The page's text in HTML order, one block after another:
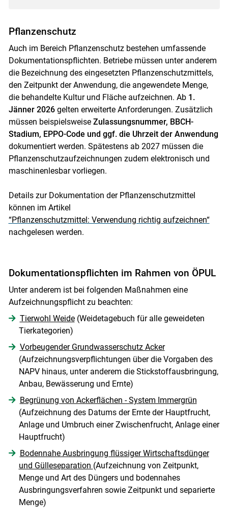
Pflanzenschutz
Auch im Bereich Pflanzenschutz bestehen umfassende
Dokumentationspflichten. Betriebe müssen unter anderem
die Bezeichnung des eingesetzten Pflanzenschutzmittels,
den Zeitpunkt der Anwendung, die angewendete Menge,
die behandelte Kultur und Fläche aufzeichnen. Ab 1.
Jänner 2026gelten erweiterte Anforderungen. Zusätzlich
müssen beispielsweise Zulassungsnummer, BBCH-
Stadium, EPPO-Code und ggf. die Uhrzeit der Anwendung
dokumentiert werden. Spätestens ab 2027 müssen die
Pflanzenschutzaufzeichnungen zudem elektronisch und
maschinenlesbar vorliegen.
Details zur Dokumentation der Pflanzenschutzmittel
können im Artikel
“Pflanzenschutzmittel: Verwendung richtig aufzeichnen“
nachgelesen werden.
Dokumentationspflichten im Rahmen von ÖPUL
Unter anderem ist bei folgenden Maßnahmen eine
Aufzeichnungspflicht zu beachten:
Tierwohl Weide(Weidetagebuch für alle geweideten
Tierkategorien)
Vorbeugender Grundwasserschutz Acker
(Aufzeichnungsverpflichtungen über die Vorgaben des
NAPV hinaus, unter anderem die Stickstoffausbringung,
Anbau, Bewässerung und Ernte)
Begrünung von Ackerflächen - System Immergrün
(Aufzeichnung des Datums der Ernte der Hauptfrucht,
Anlage und Umbruch einer Zwischenfrucht, Anlage einer
Hauptfrucht)
Bodennahe Ausbringung flüssiger Wirtschaftsdünger
und Gülleseparation (Aufzeichnung von Zeitpunkt,
Menge und Art des Düngers und bodennahes
Ausbringungsverfahren sowie Zeitpunkt und separierte
Menge)